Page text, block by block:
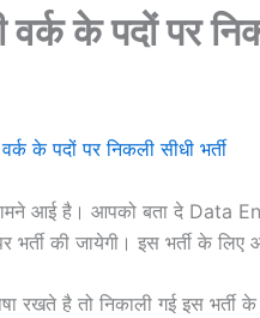
के पदों पर
के पदों पर निकली सीधी भर्ती
सामने आई है। आपको बता दे
की जायेगी। इस भर्ती के लिए
है तो निकाली गई इस भर्ती